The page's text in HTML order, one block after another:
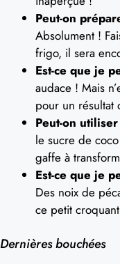
Peut-on
Absolument !
frigo, il sera
Est-ce que je
audace ! Mais
pour un résultat
Peut-on
le sucre de
gaffe à
Est-ce que je
Des noix de
ce petit
Dernières bouchées